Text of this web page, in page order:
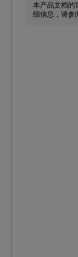
本产品文档的
细信息，请参